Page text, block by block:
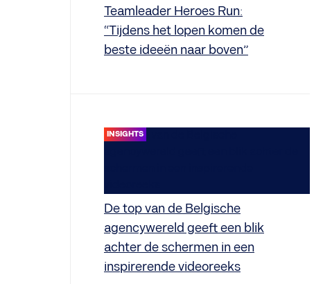
Teamleader Heroes Run:
“Tijdens het lopen komen de
beste ideeën naar boven”
INSIGHTS
De top van de Belgische
agencywereld geeft een blik
achter de schermen in een
inspirerende videoreeks